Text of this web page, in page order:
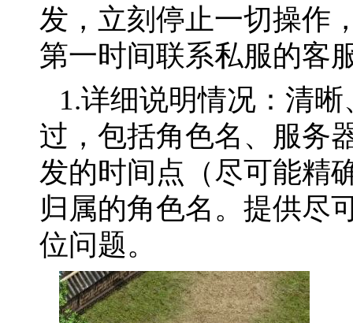
发，立刻停止一切操作
第一时间联系私服的客
1.详细说明情况：清
过，包括角色名、服务
发的时间点（尽可能精
归属的角色名。提供尽
位问题。